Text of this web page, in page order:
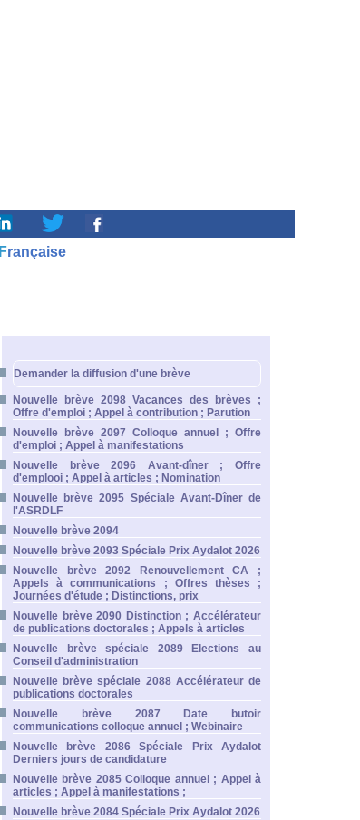
Française
Demander la diffusion d'une brève
Nouvelle brève 2098 Vacances des brèves ;
Offre d'emploi ; Appel à contribution ; Parution
Nouvelle brève 2097 Colloque annuel ; Offre
d'emploi ; Appel à manifestations
Nouvelle brève 2096 Avant-dîner ; Offre
d'emplooi ; Appel à articles ; Nomination
Nouvelle brève 2095 Spéciale Avant-Dîner de
l'ASRDLF
Nouvelle brève 2094
Nouvelle brève 2093 Spéciale Prix Aydalot 2026
Nouvelle brève 2092 Renouvellement CA ;
Appels à communications ; Offres thèses ;
Journées d'étude ; Distinctions, prix
Nouvelle brève 2090 Distinction ; Accélérateur
de publications doctorales ; Appels à articles
Nouvelle brève spéciale 2089 Elections au
Conseil d'administration
Nouvelle brève spéciale 2088 Accélérateur de
publications doctorales
Nouvelle brève 2087 Date butoir
communications colloque annuel ; Webinaire
Nouvelle brève 2086 Spéciale Prix Aydalot
Derniers jours de candidature
Nouvelle brève 2085 Colloque annuel ; Appel à
articles ; Appel à manifestations ;
Nouvelle brève 2084 Spéciale Prix Aydalot 2026